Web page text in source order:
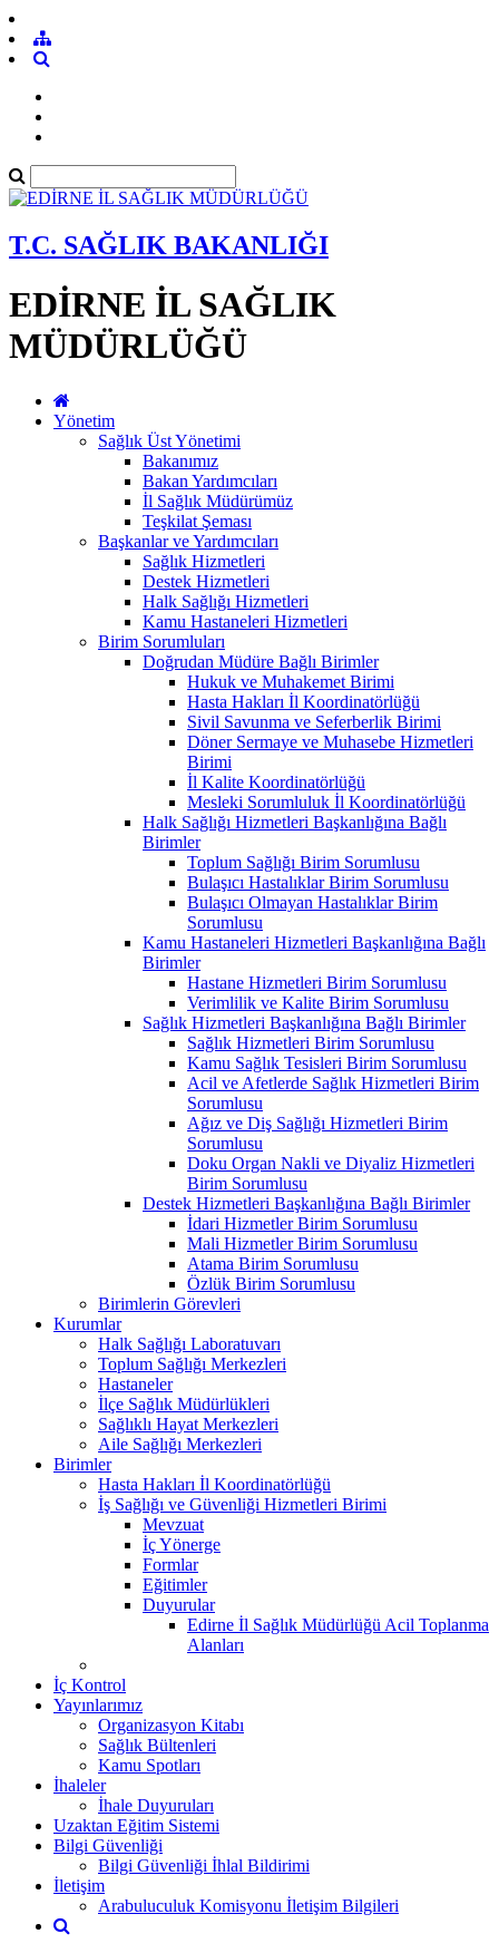
T.C. SAĞLIK BAKANLIĞI
EDİRNE İL SAĞLIK
MÜDÜRLÜĞÜ
Yönetim
Sağlık Üst Yönetimi
Bakanımız
Bakan Yardımcıları
İl Sağlık Müdürümüz
Teşkilat Şeması
Başkanlar ve Yardımcıları
Sağlık Hizmetleri
Destek Hizmetleri
Halk Sağlığı Hizmetleri
Kamu Hastaneleri Hizmetleri
Birim Sorumluları
Doğrudan Müdüre Bağlı Birimler
Hukuk ve Muhakemet Birimi
Hasta Hakları İl Koordinatörlüğü
Sivil Savunma ve Seferberlik Birimi
Döner Sermaye ve Muhasebe Hizmetleri
Birimi
İl Kalite Koordinatörlüğü
Mesleki Sorumluluk İl Koordinatörlüğü
Halk Sağlığı Hizmetleri Başkanlığına Bağlı
Birimler
Toplum Sağlığı Birim Sorumlusu
Bulaşıcı Hastalıklar Birim Sorumlusu
Bulaşıcı Olmayan Hastalıklar Birim
Sorumlusu
Kamu Hastaneleri Hizmetleri Başkanlığına Bağlı
Birimler
Hastane Hizmetleri Birim Sorumlusu
Verimlilik ve Kalite Birim Sorumlusu
Sağlık Hizmetleri Başkanlığına Bağlı Birimler
Sağlık Hizmetleri Birim Sorumlusu
Kamu Sağlık Tesisleri Birim Sorumlusu
Acil ve Afetlerde Sağlık Hizmetleri Birim
Sorumlusu
Ağız ve Diş Sağlığı Hizmetleri Birim
Sorumlusu
Doku Organ Nakli ve Diyaliz Hizmetleri
Birim Sorumlusu
Destek Hizmetleri Başkanlığına Bağlı Birimler
İdari Hizmetler Birim Sorumlusu
Mali Hizmetler Birim Sorumlusu
Atama Birim Sorumlusu
Özlük Birim Sorumlusu
Birimlerin Görevleri
Kurumlar
Halk Sağlığı Laboratuvarı
Toplum Sağlığı Merkezleri
Hastaneler
İlçe Sağlık Müdürlükleri
Sağlıklı Hayat Merkezleri
Aile Sağlığı Merkezleri
Birimler
Hasta Hakları İl Koordinatörlüğü
İş Sağlığı ve Güvenliği Hizmetleri Birimi
Mevzuat
İç Yönerge
Formlar
Eğitimler
Duyurular
Edirne İl Sağlık Müdürlüğü Acil Toplanma
Alanları
İç Kontrol
Yayınlarımız
Organizasyon Kitabı
Sağlık Bültenleri
Kamu Spotları
İhaleler
İhale Duyuruları
Uzaktan Eğitim Sistemi
Bilgi Güvenliği
Bilgi Güvenliği İhlal Bildirimi
İletişim
Arabuluculuk Komisyonu İletişim Bilgileri